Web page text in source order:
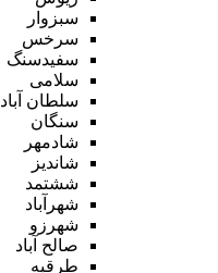
سبزوار
سرخس
سفیدسنگ
سلامی
سلطان آباد
سنگان
شادمهر
شاندیز
ششتمد
شهرآباد
شهرزو
صالح آباد
طرقبه